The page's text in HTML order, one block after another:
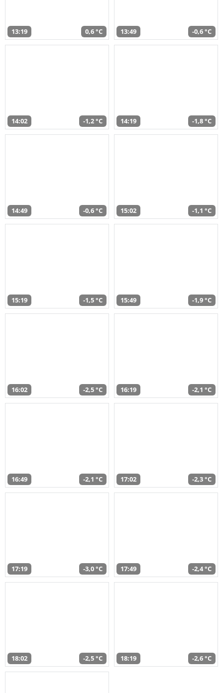
13:19 0,6 °C 13:49 -0,6 °C
14:02 -1,2 °C 14:19 -1,8 °C
14:49 -0,6 °C 15:02 -1,1 °C
15:19 -1,5 °C 15:49 -1,9 °C
16:02 -2,5 °C 16:19 -2,1 °C
16:49 -2,1 °C 17:02 -2,3 °C
17:19 -3,0 °C 17:49 -2,4 °C
18:02 -2,5 °C 18:19 -2,6 °C